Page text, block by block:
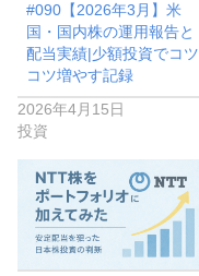
#090【2026年3月】米
国・国内株の運用報告と
配当実績|少額投資でコツ
コツ増やす記録
2026年4月15日
投資